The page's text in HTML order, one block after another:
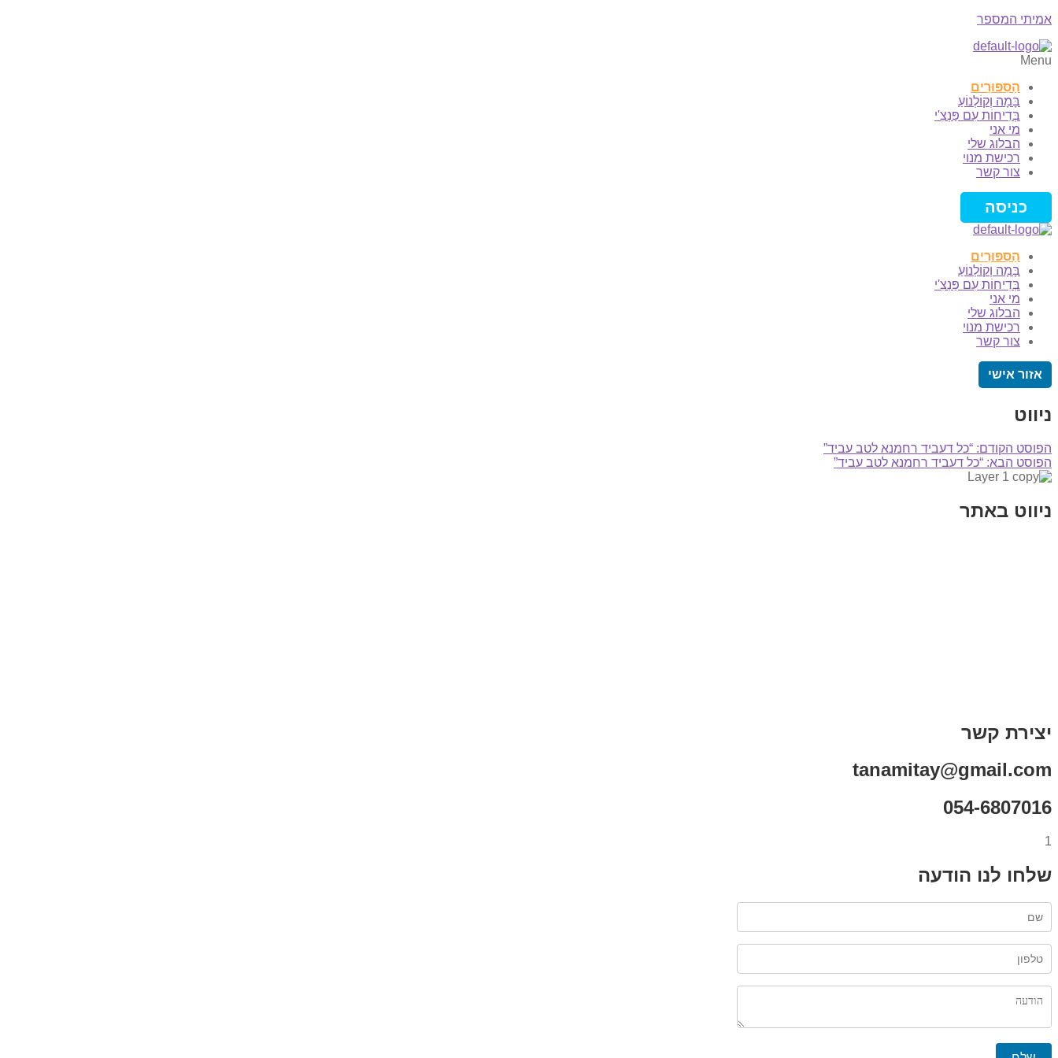
אמיתי המספר
Menu
הַסִּפּוּרִים
בָּמָה וְקוֹלְנוֹעַ
בְּדִיחוֹת עִם פַּנְצִ'י
מי אני
הבלוג שלי
רכישת מנוי
צור קשר
כניסה
הַסִּפּוּרִים
בָּמָה וְקוֹלְנוֹעַ
בְּדִיחוֹת עִם פַּנְצִ'י
מי אני
הבלוג שלי
רכישת מנוי
צור קשר
אזור אישי
ניווט
הפוסט הקודם: “כל דעביד רחמנא לטב עביד”
הפוסט הבא: “כל דעביד רחמנא לטב עביד”
ניווט באתר
יצירת קשר
tanamitay@gmail.com
054-6807016
1
שלחו לנו הודעה